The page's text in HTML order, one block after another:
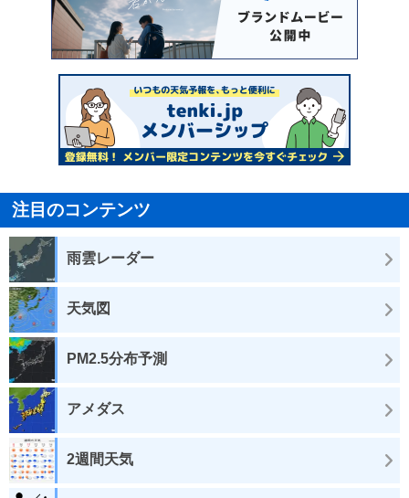
注目のコンテンツ
雨雲レーダー
天気図
PM2.5分布予測
アメダス
2週間天気